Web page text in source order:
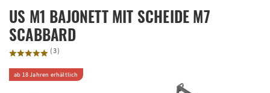
US M1 BAJONETT MIT SCHEIDE M7
SCABBARD
(3)
ab 18 Jahren erhältlich